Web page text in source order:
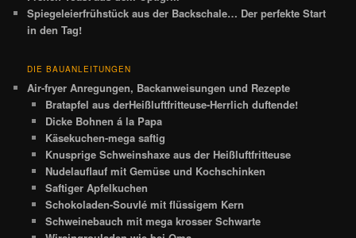
Spiegeleierfrühstück aus der Backschale… Der perfekte Start
in den Tag!
DIE BAUANLEITUNGEN
Air-fryer Anregungen, Backanweisungen und Rezepte
Bratapfel aus derHeißluftfritteuse-Herrlich duftende!
Dicke Bohnen á la Papa
Käsekuchen-mega saftig
Knusprige Schweinshaxe aus der Heißluftfritteuse
Nudelauflauf mit Gemüse und Kochschinken
Saftiger Apfelkuchen
Schokoladen-Souvlé mit flüssigem Kern
Schweinebauch mit mega krosser Schwarte